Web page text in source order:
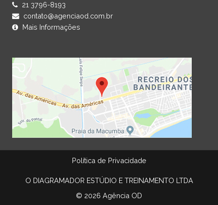
21 3796-8193
contato@agenciaod.com.br
Mais Informações
Política de Privacidade
O DIAGRAMADOR ESTÚDIO E TREINAMENTO LTDA
© 2026 Agência OD